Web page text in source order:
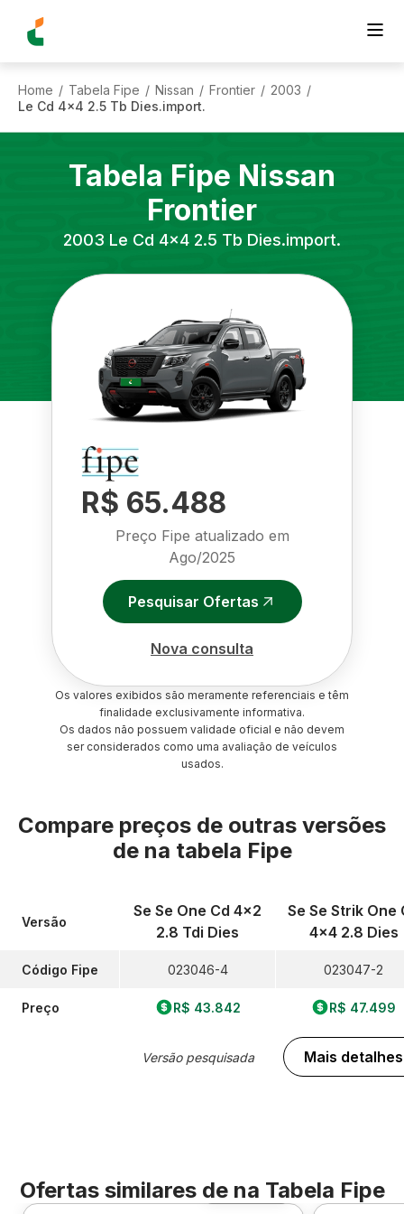
Home / Tabela Fipe / Nissan / Frontier / 2003 /
Le Cd 4x4 2.5 Tb Dies.import.
Tabela Fipe Nissan
Frontier
2003 Le Cd 4x4 2.5 Tb Dies.import.
R$ 65.488
Preço Fipe atualizado em
Ago/2025
Pesquisar Ofertas
Nova consulta
Os valores exibidos são meramente referenciais e têm
finalidade exclusivamente informativa.
Os dados não possuem validade oficial e não devem
ser considerados como uma avaliação de veículos
usados.
Compare preços de outras versões
de na tabela Fipe
Versão
Código Fipe
Preço
Se Se One Cd 4x2
2.8 Tdi Dies
023046-4
R$ 43.842
Versão pesquisada
Se Se Strik One
4x4 2.8 Dies
023047-2
R$ 47.499
Mais detalhes
Ofertas similares de na Tabela Fipe
Foto 360º